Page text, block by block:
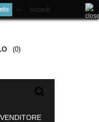
Accedi
(0)